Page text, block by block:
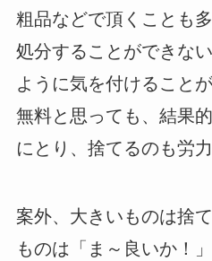
粗品などで頂くことも
処分することができな
ように気を付けること
無料と思っても、結果
にとり、捨てるのも労
案外、大きいものは捨
ものは「ま～良いか！